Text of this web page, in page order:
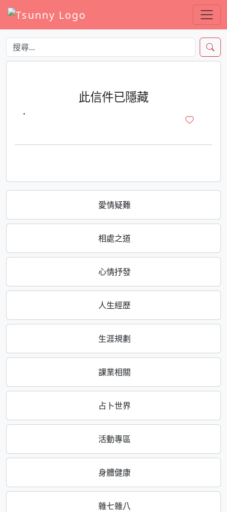
愛情疑難
相處之道
心情抒發
人生經歷
生涯規劃
課業相關
占卜世界
活動專區
身體健康
雜七雜八
此信件已隱藏
·